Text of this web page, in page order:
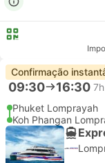
Confirmação
09:30 16:30 7h
Phuket Lomprayah
Koh Phangan